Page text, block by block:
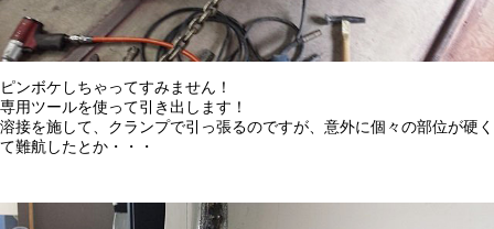
ピンボケしちゃってすみません！
専用ツールを使って引き出します！
溶接を施して、クランプで引っ張るのですが、意外に個々の部位が硬く
て難航したとか・・・